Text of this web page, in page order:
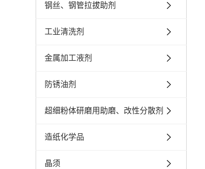
钢丝、钢管拉拔助剂
工业清洗剂
金属加工液剂
防锈油剂
超细粉体研磨用助磨、改性分散剂
造纸化学品
晶须